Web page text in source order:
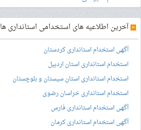
»آخرین اطلاعیه های استخدامی استانداری ها
آگهی استخدام استانداری کردستان
استخدام استانداری استان اردبیل
استخدام استانداری استان سیستان و بلوچستان
استخدام استانداری خراسان رضوی
آگهی استخدام استانداری فارس
آگهی استخدام استانداری کرمان